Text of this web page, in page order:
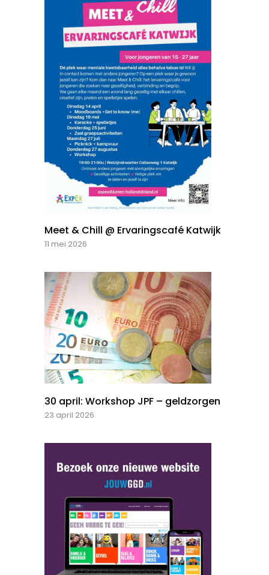
Meet & Chill @ Ervaringscafé Katwijk
11 mei 2026
30 april: Workshop JPF – geldzorgen
23 april 2026